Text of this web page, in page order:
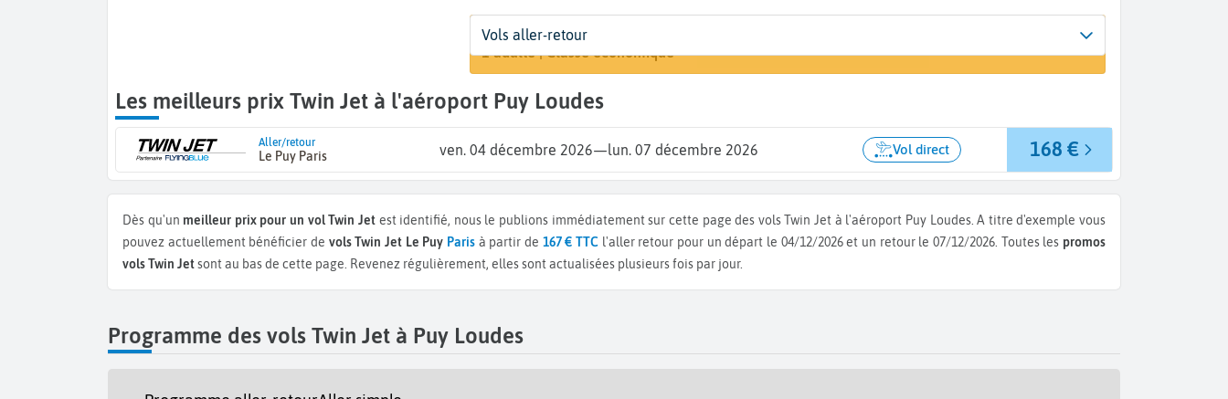
Départ
Puy Loudes (LPY) A...
Dates
Dates de votre voyage
Voyageurs | Classe
1 adulte | Classe économique
Vols aller-retour
Les meilleurs prix Twin Jet à l'aéroport Puy Loudes
Aller/retour
Le Puy Paris ven. 04 décembre 2026—lun. 07 décembre 2026 Vol direct 168 €
Dès qu'un meilleur prix pour un vol Twin Jetest identifié, nous le publions immédiatement sur cette page des vols Twin Jet à l'aéroport Puy Loudes.A titre d'exemple vous
pouvez actuellement bénéficier de vols Twin Jet Le Puy Paris à partir de 167 € TTC l'aller retour pour un départ le 04/12/2026 et un retour le 07/12/2026. Toutes les promos
vols Twin Jetsont au bas de cette page. Revenez régulièrement, elles sont actualisées plusieurs fois par jour.
Programme des vols Twin Jet à Puy Loudes